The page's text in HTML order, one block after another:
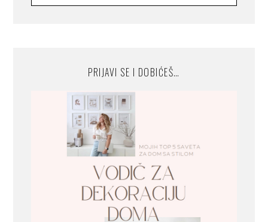
PRIJAVI SE I DOBIĆEŠ…